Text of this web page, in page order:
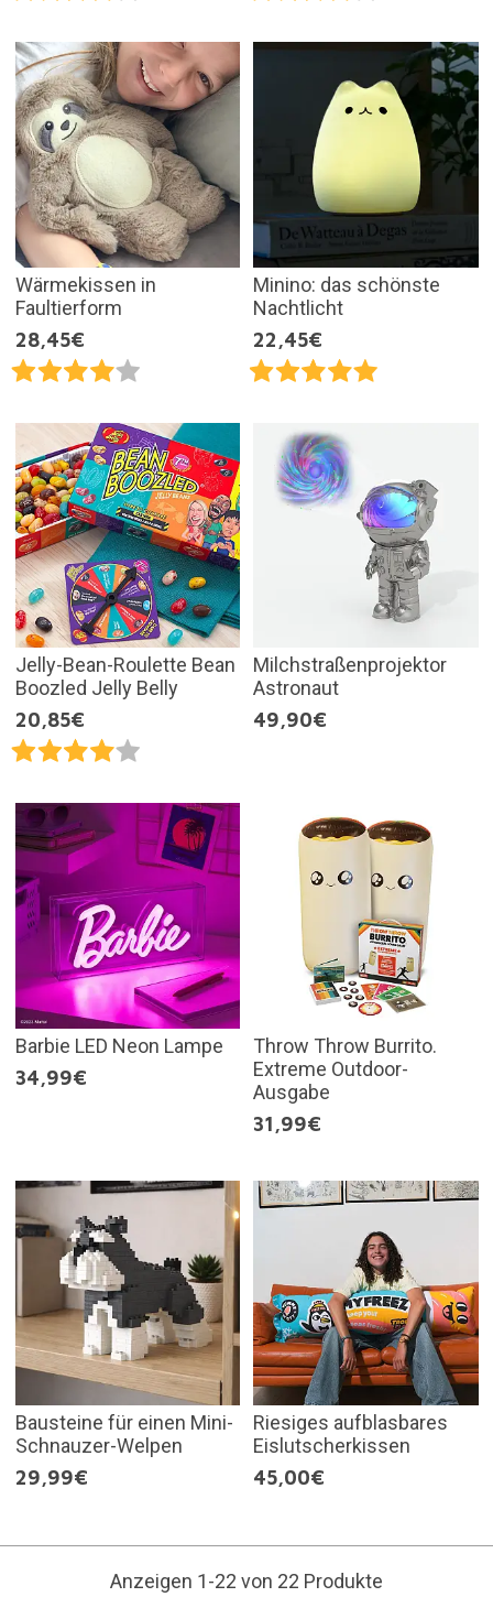
Wärmekissen in
Faultierform
28,45€
Minino: das schönste
Nachtlicht
22,45€
Jelly-Bean-Roulette Bean
Boozled Jelly Belly
20,85€
Milchstraßenprojektor
Astronaut
49,90€
Barbie LED Neon Lampe
34,99€
Throw Throw Burrito.
Extreme Outdoor-
Ausgabe
31,99€
Bausteine für einen Mini-
Schnauzer-Welpen
29,99€
Riesiges aufblasbares
Eislutscherkissen
45,00€
Anzeigen 1-22 von 22 Produkte